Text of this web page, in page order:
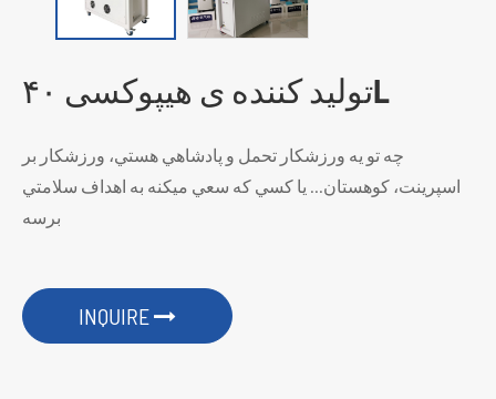
تولید کننده ی هیپوکسی ۴۰L
چه تو يه ورزشکار تحمل و پادشاهي هستي، ورزشکار بر
اسپرينت، کوهستان... يا کسي که سعي ميکنه به اهداف سلامتي
برسه
INQUIRE